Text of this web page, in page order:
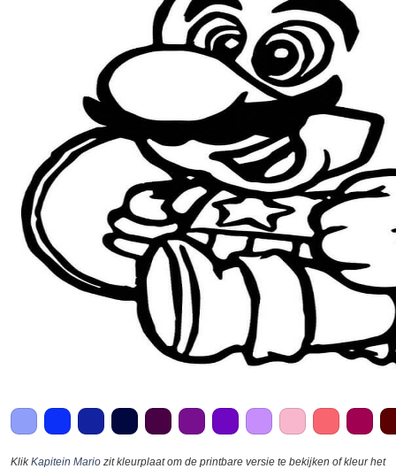
KlikKapitein Mario zit kleurplaat om de printbare versie te bekijken of kleur het